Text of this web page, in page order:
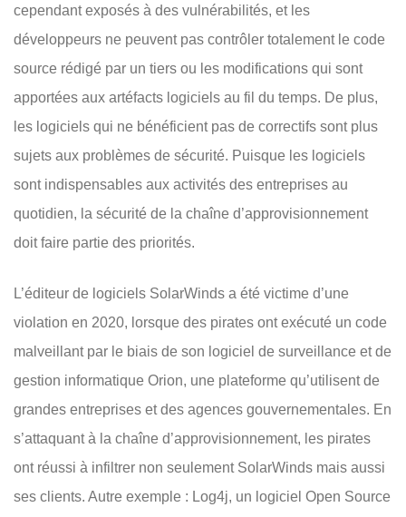
cependant exposés à des vulnérabilités, et les
développeurs ne peuvent pas contrôler totalement le code
source rédigé par un tiers ou les modifications qui sont
apportées aux artéfacts logiciels au fil du temps. De plus,
les logiciels qui ne bénéficient pas de correctifs sont plus
sujets aux problèmes de sécurité. Puisque les logiciels
sont indispensables aux activités des entreprises au
quotidien, la sécurité de la chaîne d’approvisionnement
doit faire partie des priorités.
L’éditeur de logiciels SolarWinds a été victime d’une
violation en 2020, lorsque des pirates ont exécuté un code
malveillant par le biais de son logiciel de surveillance et de
gestion informatique Orion, une plateforme qu’utilisent de
grandes entreprises et des agences gouvernementales. En
s’attaquant à la chaîne d’approvisionnement, les pirates
ont réussi à infiltrer non seulement SolarWinds mais aussi
ses clients. Autre exemple : Log4j, un logiciel Open Source